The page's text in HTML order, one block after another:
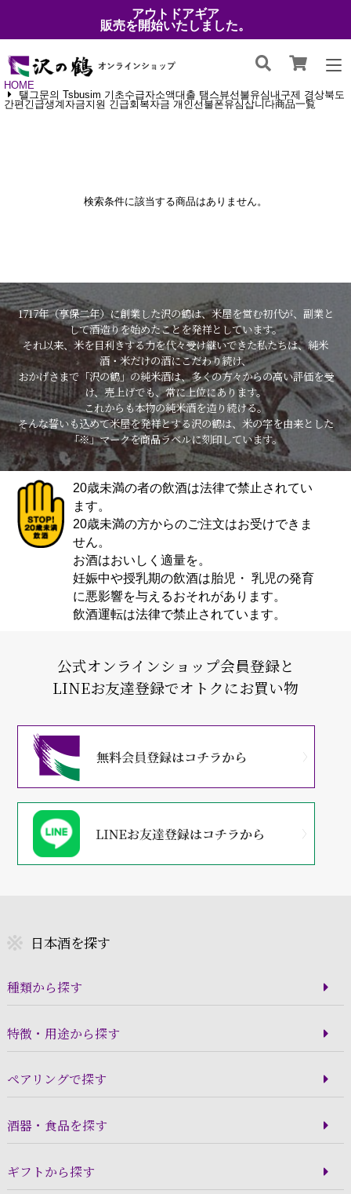
アウトドアギア
販売を開始いたしました。
HOME
탤그문의 Tsbusim 기초수급자소액대출 탬스뷰선불유심내구제 경상북도
간편긴급생계자금지원 긴급회복자금 개인선불폰유심삽니다商品一覧
検索条件に該当する商品はありません。
1717年（享保二年）に創業した沢の鶴は、米屋を営む初代が、副業と
して酒造りを始めたことを発祥としています。
それ以来、米を目利きする力を代々受け継いできた私たちは、純米
酒・米だけの酒にこだわり続け、
おかげさまで「沢の鶴」の純米酒は、多くの方々からの高い評価を受
け、売上げでも、常に上位にあります。
これからも本物の純米酒を造り続ける。
そんな誓いも込めて米屋を発祥とする沢の鶴は、米の字を由来とした
「※」マークを商品ラベルに刻印しています。
20歳未満の者の飲酒は法律で禁止されてい
ます。
20歳未満の方からのご注文はお受けできま
せん。
お酒はおいしく適量を。
妊娠中や授乳期の飲酒は胎児・ 乳児の発育
に悪影響を与えるおそれがあります。
飲酒運転は法律で禁止されています。
公式オンラインショップ会員登録と
LINEお友達登録でオトクにお買い物
日本酒を探す
種類から探す
特徴・用途から探す
ペアリングで探す
酒器・食品を探す
ギフトから探す